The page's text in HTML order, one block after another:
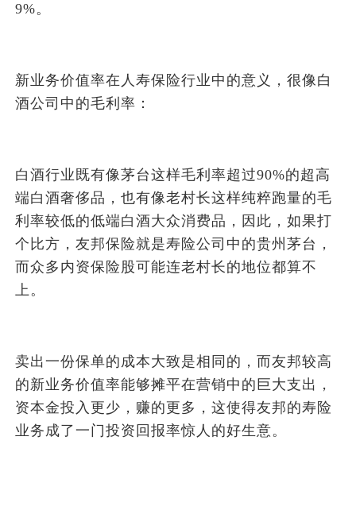
9%。
新业务价值率在人寿保险行业中的意义，很像白
酒公司中的毛利率：
白酒行业既有像茅台这样毛利率超过90%的超高
端白酒奢侈品，也有像老村长这样纯粹跑量的毛
利率较低的低端白酒大众消费品，因此，如果打
个比方，友邦保险就是寿险公司中的贵州茅台，
而众多内资保险股可能连老村长的地位都算不
上。
卖出一份保单的成本大致是相同的，而友邦较高
的新业务价值率能够摊平在营销中的巨大支出，
资本金投入更少，赚的更多，这使得友邦的寿险
业务成了一门投资回报率惊人的好生意。